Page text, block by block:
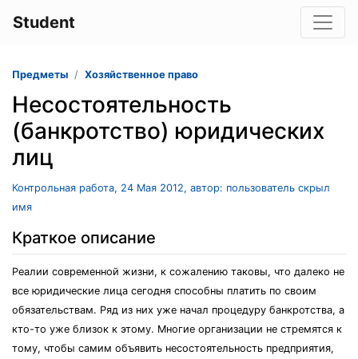
Student
Предметы Хозяйственное право
Несостоятельность
(банкротство) юридических
лиц
Контрольная работа, 24 Мая 2012, автор: пользователь скрыл
имя
Краткое описание
Реалии современной жизни, к сожалению таковы, что далеко не
все юридические лица сегодня способны платить по своим
обязательствам. Ряд из них уже начал процедуру банкротства, а
кто-то уже близок к этому. Многие организации не стремятся к
тому, чтобы самим объявить несостоятельность предприятия,